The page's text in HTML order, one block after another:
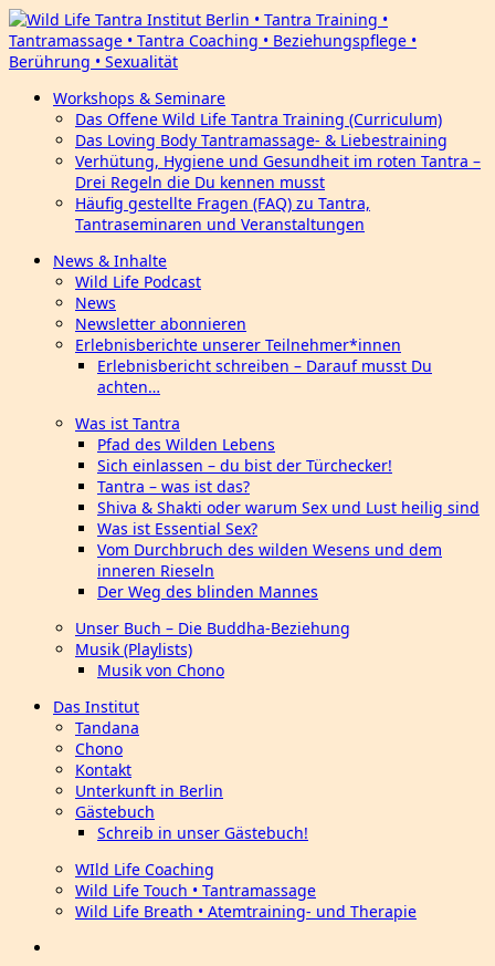
Workshops & Seminare
Das Offene Wild Life Tantra Training (Curriculum)
Das Loving Body Tantramassage- & Liebestraining
Verhütung, Hygiene und Gesundheit im roten Tantra –
Drei Regeln die Du kennen musst
Häufig gestellte Fragen (FAQ) zu Tantra,
Tantraseminaren und Veranstaltungen
News & Inhalte
Wild Life Podcast
News
Newsletter abonnieren
Erlebnisberichte unserer Teilnehmer*innen
Erlebnisbericht schreiben – Darauf musst Du
achten…
Was ist Tantra
Pfad des Wilden Lebens
Sich einlassen – du bist der Türchecker!
Tantra – was ist das?
Shiva & Shakti oder warum Sex und Lust heilig sind
Was ist Essential Sex?
Vom Durchbruch des wilden Wesens und dem
inneren Rieseln
Der Weg des blinden Mannes
Unser Buch – Die Buddha-Beziehung
Musik (Playlists)
Musik von Chono
Das Institut
Tandana
Chono
Kontakt
Unterkunft in Berlin
Gästebuch
Schreib in unser Gästebuch!
WIld Life Coaching
Wild Life Touch • Tantramassage
Wild Life Breath • Atemtraining- und Therapie